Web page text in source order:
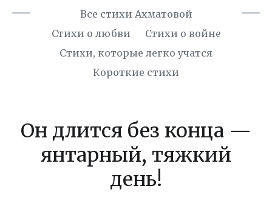
Все стихи Ахматовой
Стихи о любви
Стихи о войне
Cтихи, которые легко учатся
Короткие стихи
Он длится без конца —
янтарный, тяжкий
день!